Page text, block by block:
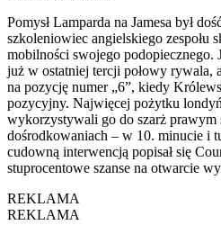
Pomysł Lamparda na Jamesa był
szkoleniowiec angielskiego zespołu
mobilności swojego podopiecznego.
już w ostatniej tercji połowy rywala,
na pozycję numer „6”, kiedy
pozycyjny. Najwięcej pożytku
wykorzystywali go do szarż prawym
dośrodkowaniach – w 10. minucie i
cudowną interwencją popisał się
stuprocentowe szanse na otwarcie
REKLAMA
REKLAMA